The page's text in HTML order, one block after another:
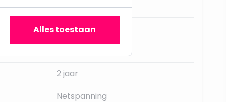
E27
IP44
2 jaar
Netspanning
Alles toestaan